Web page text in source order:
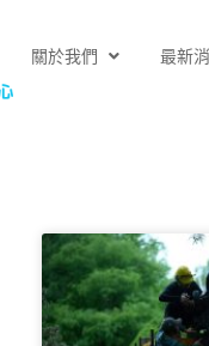
關於我們 最新